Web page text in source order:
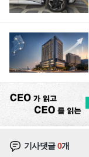
기사댓글0개